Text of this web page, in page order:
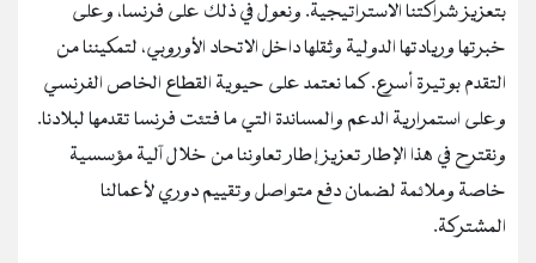
بتعزيز شراكتنا الاستراتيجية. ونعول في ذلك على فرنسا، وعلى
خبرتها وريادتها الدولية وثقلها داخل الاتحاد الأوروبي، لتمكيننا من
التقدم بوتيرة أسرع. كما نعتمد على حيوية القطاع الخاص الفرنسي
وعلى استمرارية الدعم والمساندة التي ما فتئت فرنسا تقدمها لبلادنا.
ونقترح في هذا الإطار تعزيز إطار تعاوننا من خلال آلية مؤسسية
خاصة وملائمة لضمان دفع متواصل وتقييم دوري لأعمالنا
المشتركة.